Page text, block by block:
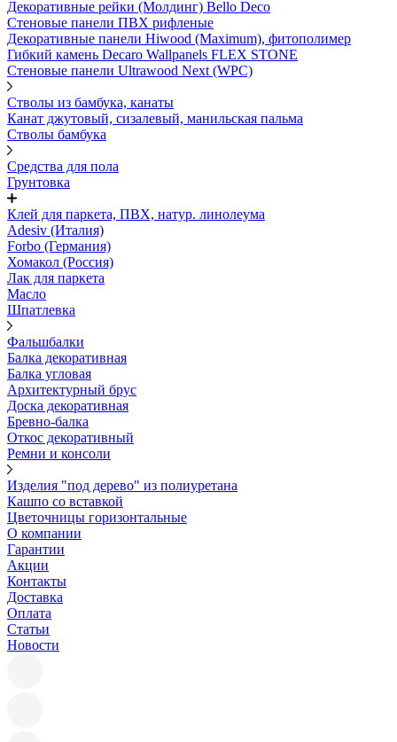
Декоративные рейки (Молдинг) Bello Deco
Стеновые панели ПВХ рифленые
Декоративные панели Hiwood (Maximum), фитополимер
Гибкий камень Decaro Wallpanels FLEX STONE
Стеновые панели Ultrawood Next (WPC)
Стволы из бамбука, канаты
Канат джутовый, сизалевый, манильская пальма
Стволы бамбука
Средства для пола
Грунтовка
Клей для паркета, ПВХ, натур. линолеума
Adesiv (Италия)
Forbo (Германия)
Хомакол (Россия)
Лак для паркета
Масло
Шпатлевка
Фальшбалки
Балка декоративная
Балка угловая
Архитектурный брус
Доска декоративная
Бревно-балка
Откос декоративный
Ремни и консоли
Изделия "под дерево" из полиуретана
Кашпо со вставкой
Цветочницы горизонтальные
О компании
Гарантии
Акции
Контакты
Доставка
Оплата
Статьи
Новости